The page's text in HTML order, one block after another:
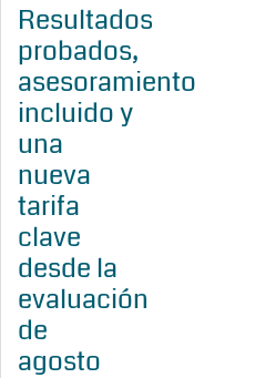
Resultados
probados,
asesoramiento
incluido y
una
nueva
tarifa
clave
desde la
evaluación
de
agosto